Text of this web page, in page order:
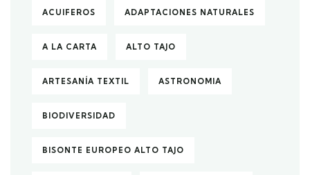
ACUIFEROS ADAPTACIONES NATURALES
A LA CARTA ALTO TAJO
ARTESANÍA TEXTIL ASTRONOMIA
BIODIVERSIDAD
BISONTE EUROPEO ALTO TAJO